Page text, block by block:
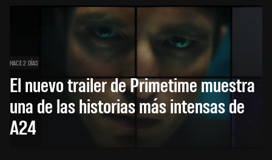
HACE 2 DÍAS
El nuevo trailer de Primetime muestra
una de las historias más intensas de
A24